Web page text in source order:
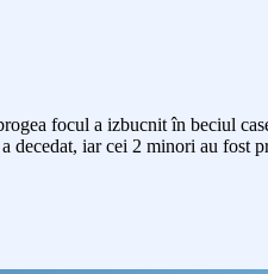
focul a izbucnit în beciul
iar cei 2 minori au fost